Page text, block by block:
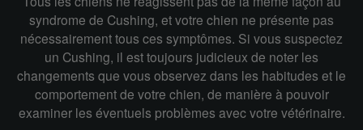
syndrome de Cushing, et votre chien ne présente pas
nécessairement tous ces symptômes. Si vous suspectez
un Cushing, il est toujours judicieux de noter les
changements que vous observez dans les habitudes et le
comportement de votre chien, de manière à pouvoir
examiner les éventuels problèmes avec votre vétérinaire.